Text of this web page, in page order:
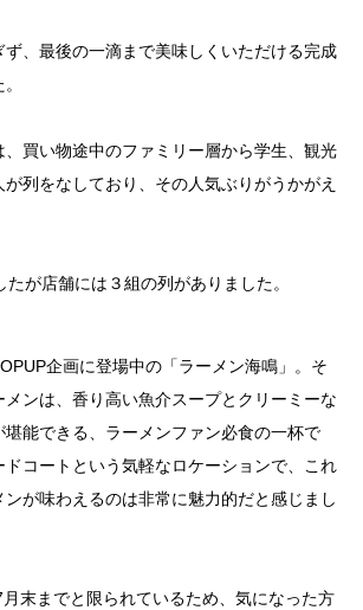
、最後の一滴まで美味しくいただける完成
、買い物途中のファミリー層から学生、観光
列をなしており、その人気ぶりがうかがえ
が店舗には３組の列がありました。
企画に登場中の「ラーメン海鳴」。そ
ンは、香り高い魚介スープとクリーミーな
堪能できる、ラーメンファン必食の一杯で
コートという気軽なロケーションで、これ
が味わえるのは非常に魅力的だと感じまし
末までと限られているため、気になった方